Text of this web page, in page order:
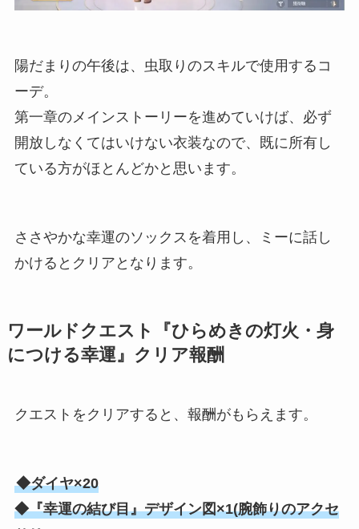
陽だまりの午後は、虫取りのスキルで使用するコ
ーデ。
第一章のメインストーリーを進めていけば、必ず
開放しなくてはいけない衣装なので、既に所有し
ている方がほとんどかと思います。
ささやかな幸運のソックスを着用し、ミーに話し
かけるとクリアとなります。
ワールドクエスト『ひらめきの灯火・身
につける幸運』クリア報酬
クエストをクリアすると、報酬がもらえます。
◆ダイヤ×20
◆『幸運の結び目』デザイン図×1(腕飾りのアクセ